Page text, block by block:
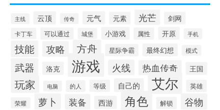
主线 云顶 传奇 元气 元素 光芒 剑网
卡丁车 可以通过 城堡 小游戏 属性 开原 手机
技能 攻略 方舟 星际争霸 最终幻想 模式
武器 洛克 游戏 火线 热血传奇 王国
玩家 电脑 的人 等级 自己的 艾尔 英雄
荣耀 萝卜 装备 西游 角色 解锁 谷物